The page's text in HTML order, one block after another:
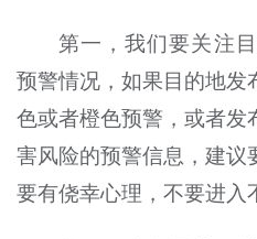
第一，我们要关注
预警情况，如果目的地发
色或者橙色预警，或者发
害风险的预警信息，建议
要有侥幸心理，不要进入